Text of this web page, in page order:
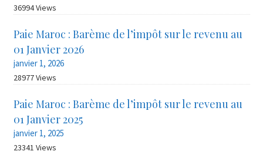
36994 Views
Paie Maroc : Barème de l’impôt sur le revenu au
01 Janvier 2026
janvier 1, 2026
28977 Views
Paie Maroc : Barème de l’impôt sur le revenu au
01 Janvier 2025
janvier 1, 2025
23341 Views